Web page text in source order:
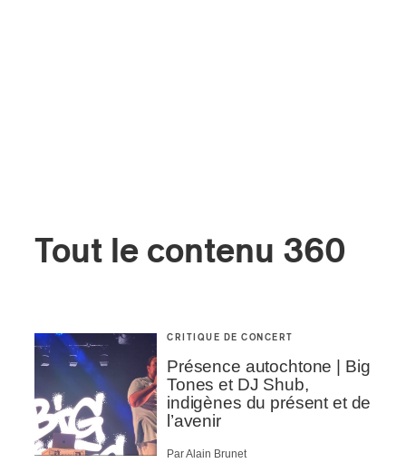
Tout le contenu 360
CRITIQUE DE CONCERT
Présence autochtone | Big
Tones et DJ Shub,
indigènes du présent et de
l’avenir
Par Alain Brunet